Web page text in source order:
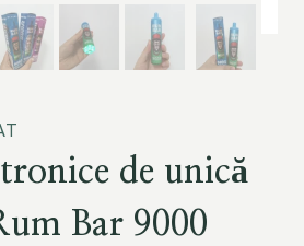
de unică
Bar 9000